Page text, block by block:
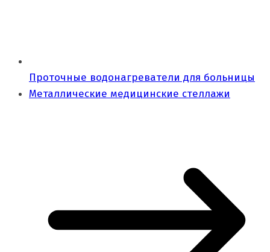
Проточные водонагреватели для больницы
Металлические медицинские стеллажи